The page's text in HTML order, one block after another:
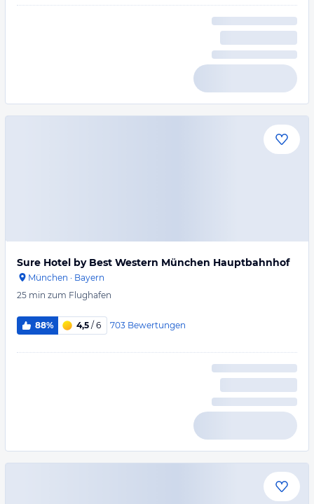
Sure Hotel by Best Western München Hauptbahnhof
München · Bayern
25 min zum Flughafen
88% 4,5 / 6 703 Bewertungen